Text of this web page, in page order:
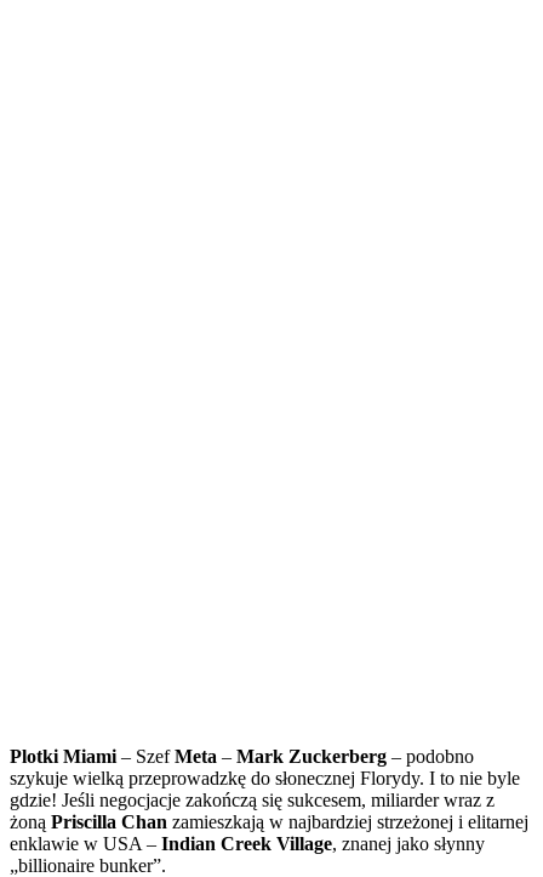
Plotki Miami – SzefMeta – Mark Zuckerberg – podobno
szykuje wielką przeprowadzkę do słonecznej Florydy. I to nie byle
gdzie! Jeśli negocjacje zakończą się sukcesem, miliarder wraz z
żoną Priscilla Chan zamieszkają w najbardziej strzeżonej i elitarnej
enklawie w USA – Indian Creek Village, znanej jako słynny
„billionaire bunker”.